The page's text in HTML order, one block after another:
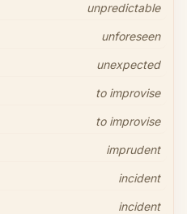
unpredictable
unforeseen
unexpected
to improvise
to improvise
imprudent
incident
incident